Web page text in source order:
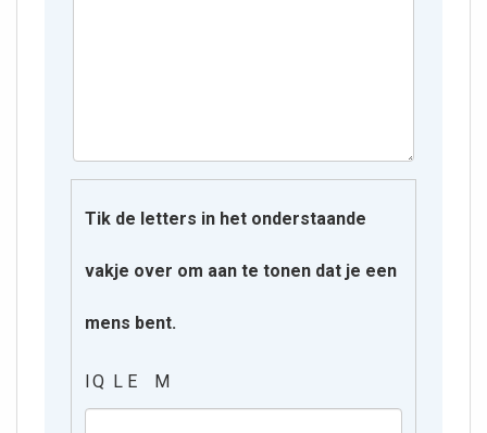
Tik de letters in het onderstaande
vakje over om aan te tonen dat je een
mens bent.
I Q L E M